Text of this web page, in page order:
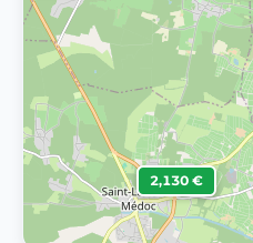
2,130 €